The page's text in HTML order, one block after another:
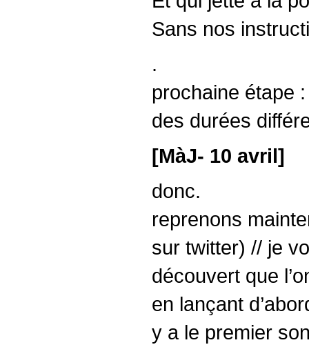
Sans nos
.
prochaine étape
des durées
[MàJ- 10 avril]
donc.
reprenons
sur twitter) // je
découvert que
en lançant
y a le premier